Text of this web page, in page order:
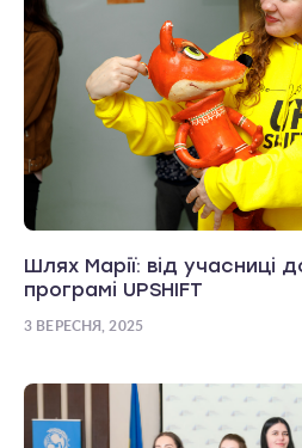
Шлях Марії: від учасниці
програмі UPSHIFT
3 ВЕРЕСНЯ, 2025